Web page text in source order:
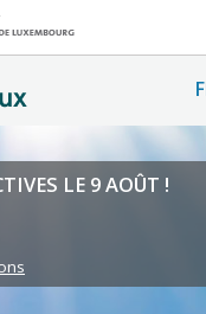
LE 9 AOÛT !